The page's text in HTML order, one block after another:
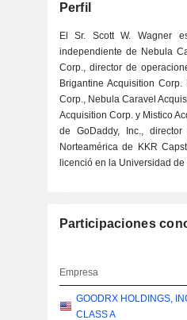
Perfil
El Sr. Scott W. Wagner
independiente de Nebula
Corp., director de
Brigantine Acquisition
Corp., Nebula Caravel
Acquisition Corp. y Mistico
de GoDaddy, Inc.,
Norteamérica de KKR
licenció en la Universidad
Participaciones
Empresa
GOODRX HOLDINGS,
CLASS A